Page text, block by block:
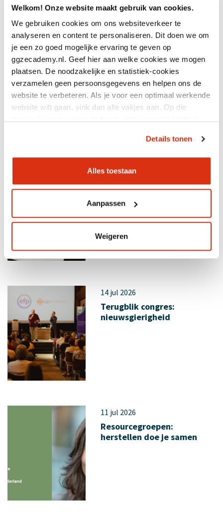
Welkom! Onze website maakt gebruik van cookies.
We gebruiken cookies om ons websiteverkeer te
analyseren en content te personaliseren. Dit doen we om
je een zo goed mogelijke ervaring te geven op
ggzecademy.nl. Geef hier aan welke cookies we mogen
plaatsen. De noodzakelijke en statistiek-cookies
verzamelen geen persoonsgegevens en helpen ons de
website te verbeteren. Als je voor een optimaal werkende
website wilt gaan, vink dan alle vakjes aan. Op die
Details tonen
Alles toestaan
Aanpassen
Weigeren
Ook interessant
28 jul 2026
Gratis webinar: Jeugdhulp
organiseren zonder
wachtlijsten...
14 jul 2026
Gratis webinar over intieme
vaak v...
14 jul 2026
Terugblik congres:
nieuwsgierigheid
11 jul 2026
Resourcegroepen:
herstellen doe je samen